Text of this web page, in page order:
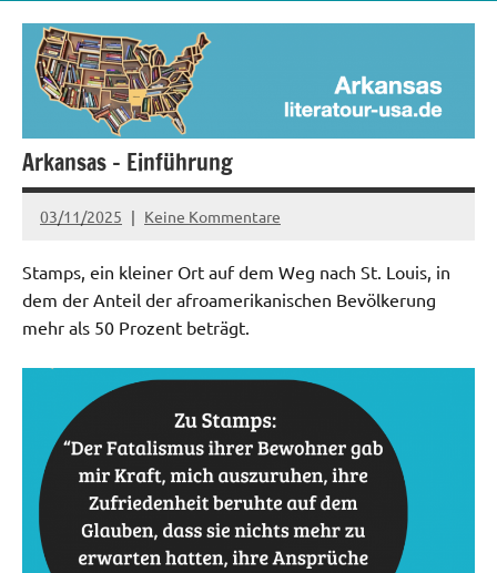
Arkansas – Einführung
03/11/2025
admin
Keine Kommentare
Stamps, ein kleiner Ort auf dem Weg nach St. Louis, in
dem der Anteil der afroamerikanischen Bevölkerung
mehr als 50 Prozent beträgt.